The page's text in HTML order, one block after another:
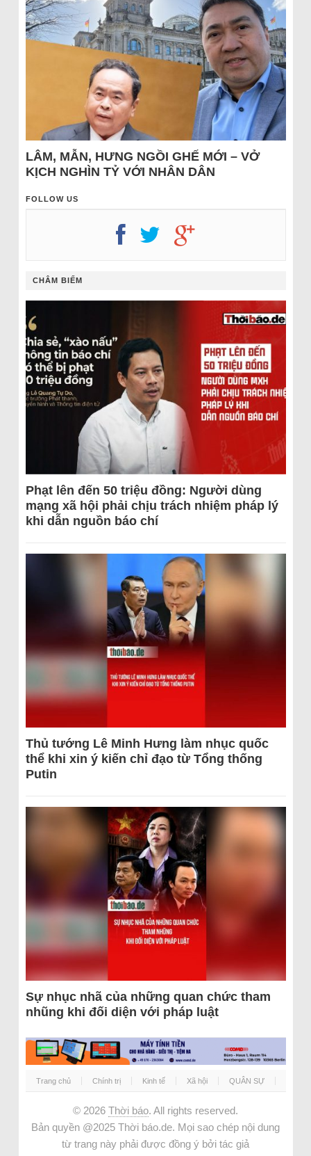
LÂM, MẪN, HƯNG NGỒI GHẾ MỚI – VỞ
KỊCH NGHÌN TỶ VỚI NHÂN DÂN
FOLLOW US
CHÂM BIẾM
Phạt lên đến 50 triệu đồng: Người dùng
mạng xã hội phải chịu trách nhiệm pháp lý
khi dẫn nguồn báo chí
Thủ tướng Lê Minh Hưng làm nhục quốc
thể khi xin ý kiến chỉ đạo từ Tổng thống
Putin
Sự nhục nhã của những quan chức tham
nhũng khi đối diện với pháp luật
Trang chủ Chính trị Kinh tế Xã hội QUÂN SỰ
© 2026 Thời báo. All rights reserved.
Bản quyền @2025 Thời báo.de. Mọi sao chép nội dung
từ trang này phải được đồng ý bởi tác giả